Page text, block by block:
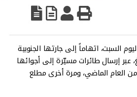
السبت، اتهاماً إلى جارتها الجنوبية
عبر إرسال طائرات مسيّرة إلى أجوائها
العام الماضي، ومرة أخرى مطلع